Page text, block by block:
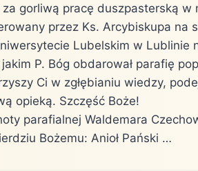
gorliwą pracę duszpasterską w
przez Ks. Arcybiskupa na
Lubelskim w Lublinie
P. Bóg obdarował parafię
Ci w zgłębianiu wiedzy,
opieką. Szczęść Boże!
parafialnej Waldemara
Bożemu: Anioł Pański …